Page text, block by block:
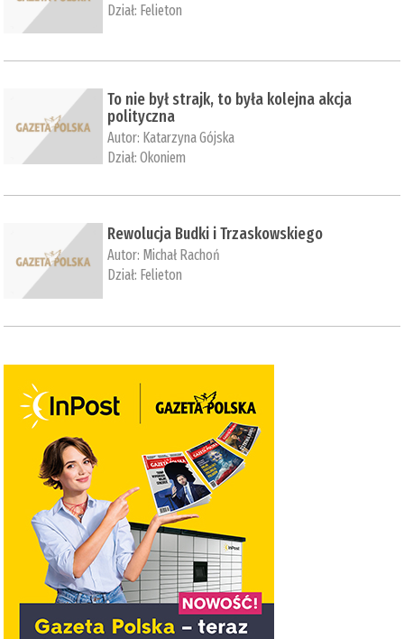
Dział: Felieton
To nie był strajk, to była kolejna akcja
polityczna
Autor: Katarzyna Gójska
Dział:Okoniem
Rewolucja Budki i Trzaskowskiego
Autor: Michał Rachoń
Dział: Felieton